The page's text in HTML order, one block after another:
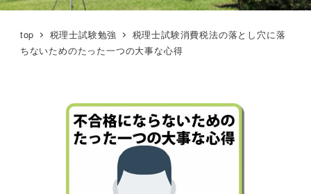
top 税理士試験勉強
税理士試験消費税法の落とし穴に落
ちないためのたった一つの大事な心得